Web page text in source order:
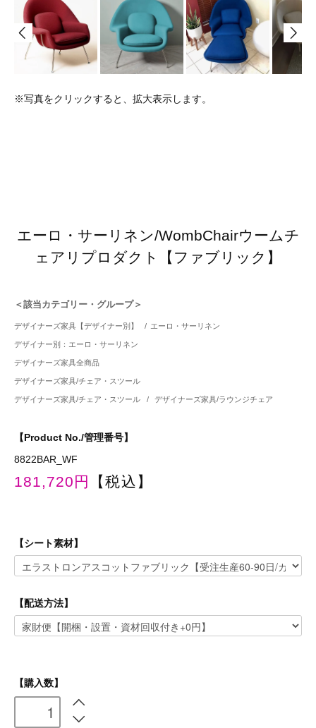
※写真をクリックすると、拡大表示します。
エーロ・サーリネン/WombChairウームチ
ェアリプロダクト【ファブリック】
＜該当カテゴリー・グループ＞
デザイナーズ家具【デザイナー別】 / エーロ・サーリネン
デザイナー別：エーロ・サーリネン
デザイナーズ家具全商品
デザイナーズ家具/チェア・スツール
デザイナーズ家具/チェア・スツール / デザイナーズ家具/ラウンジチェア
【Product No./管理番号】
8822BAR_WF
181,720円 【税込】
【シート素材】
【配送方法】
【購入数】